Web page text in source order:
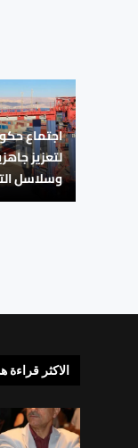
اجتماع
لتعزيز
وسلاسل
الاكثر قراءة